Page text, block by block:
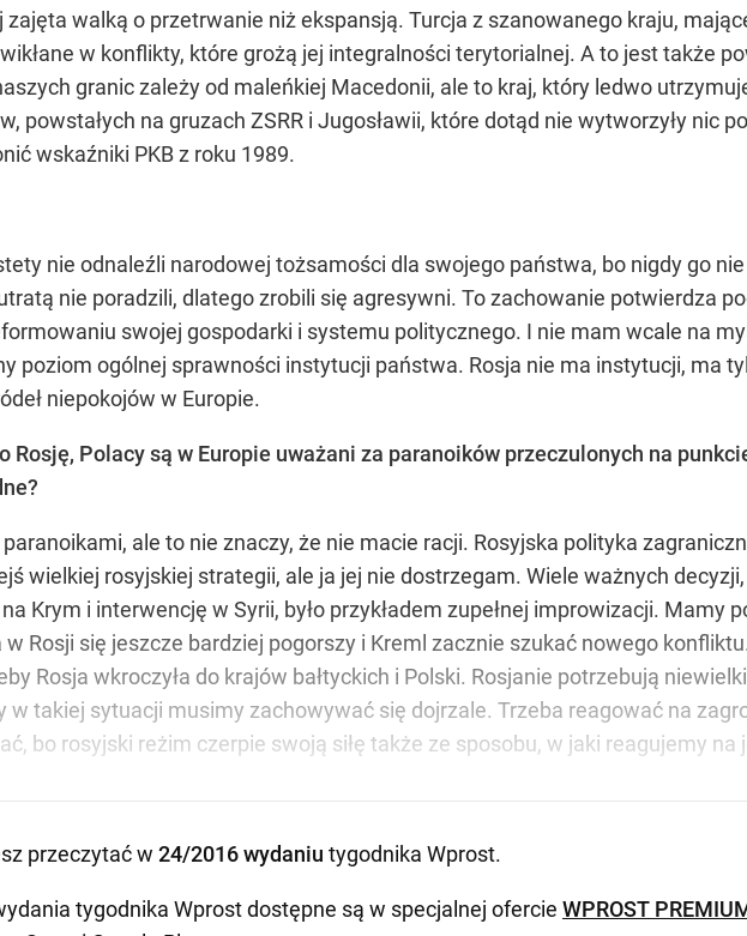
zajęta walką o przetrwanie niż ekspansją. Turcja z szanowanego kraju,
w konflikty, które grożą jej integralności terytorialnej. A to jest także
granic zależy od maleńkiej Macedonii, ale to kraj, który ledwo
powstałych na gruzach ZSRR i Jugosławii, które dotąd nie wytworzyły nic
wskaźniki PKB z roku 1989.
nie odnaleźli narodowej tożsamości dla swojego państwa, bo nigdy go
nie poradzili, dlatego zrobili się agresywni. To zachowanie potwierdza
swojej gospodarki i systemu politycznego. I nie mam wcale na
poziom ogólnej sprawności instytucji państwa. Rosja nie ma instytucji, ma
niepokojów w Europie.
Rosję, Polacy są w Europie uważani za paranoików przeczulonych na
ale to nie znaczy, że nie macie racji. Rosyjska polityka
wielkiej rosyjskiej strategii, ale ja jej nie dostrzegam. Wiele ważnych
Krym i interwencję w Syrii, było przykładem zupełnej improwizacji. Mamy
w Rosji się jeszcze bardziej pogorszy i Kreml zacznie szukać nowego
Rosja wkroczyła do krajów bałtyckich i Polski. Rosjanie potrzebują
w takiej sytuacji musimy zachowywać się dojrzale. Trzeba reagować na
bo rosyjski reżim czerpie swoją siłę także ze sposobu, w jaki reagujemy na
przeczytać w 24/2016 wydaniu tygodnika Wprost.
tygodnika Wprost dostępne są w specjalnej ofercie WPROST